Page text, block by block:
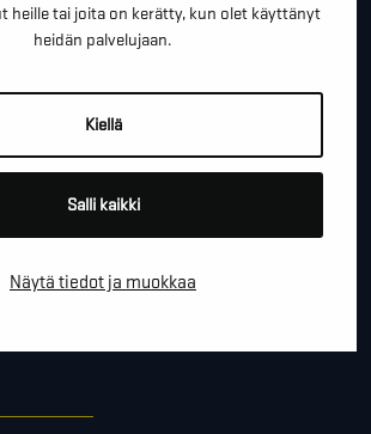
heille tai joita on kerätty, kun olet käyttänyt
heidän palvelujaan.
Kiellä
Salli kaikki
Näytä tiedot ja muokkaa
*